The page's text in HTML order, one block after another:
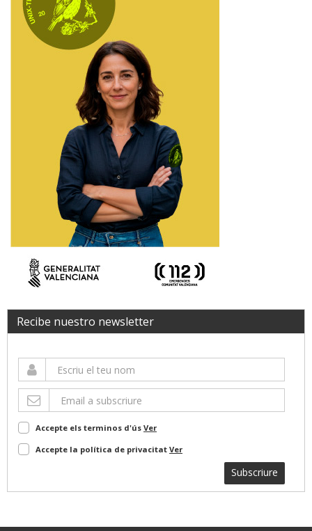
Recibe nuestro newsletter
Accepte els terminos d'ús Ver
Accepte la política de privacitat Ver
Subscriure